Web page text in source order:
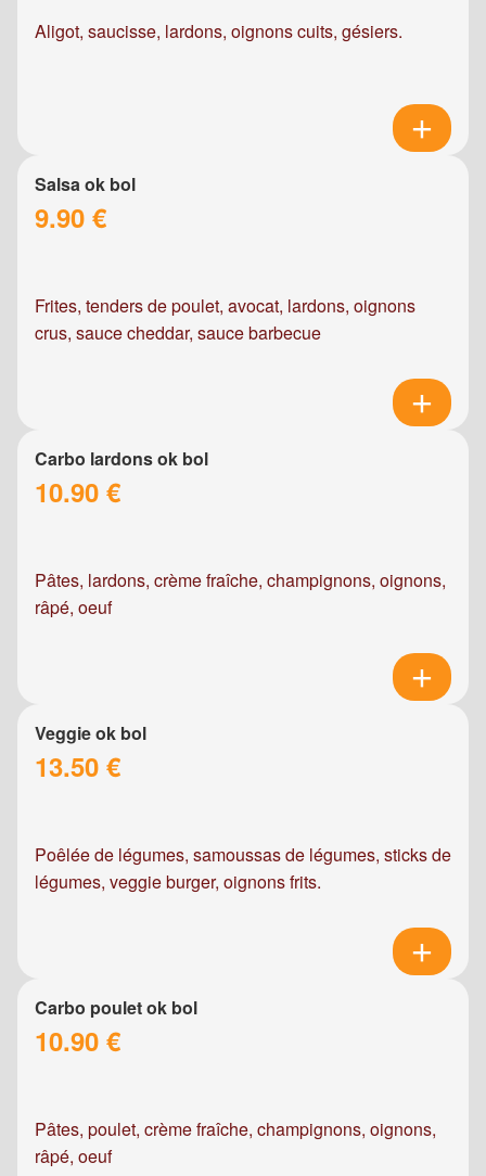
Aligot, saucisse, lardons, oignons cuits, gésiers.
Salsa ok bol
9.90 €
Frites, tenders de poulet, avocat, lardons, oignons
crus, sauce cheddar, sauce barbecue
Carbo lardons ok bol
10.90 €
Pâtes, lardons, crème fraîche, champignons, oignons,
râpé, oeuf
Veggie ok bol
13.50 €
Poêlée de légumes, samoussas de légumes, sticks de
légumes, veggie burger, oignons frits.
Carbo poulet ok bol
10.90 €
Pâtes, poulet, crème fraîche, champignons, oignons,
râpé, oeuf